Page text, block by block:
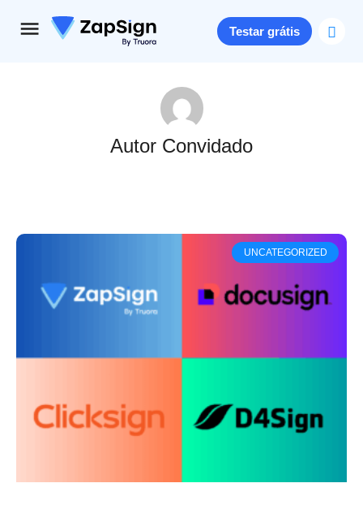
Testar grátis
Autor Convidado
UNCATEGORIZED